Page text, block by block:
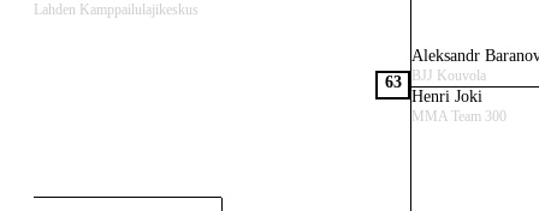
Lahden Kamppailulajikeskus
Aleksandr
BJJ Kouvola
63
Henri Joki
MMA Team 300